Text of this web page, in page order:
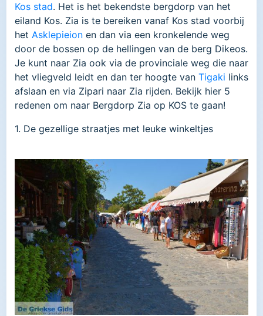
Kos stad. Het is het bekendste bergdorp van het
eiland Kos. Zia is te bereiken vanaf Kos stad voorbij
het Asklepieion en dan via een kronkelende weg
door de bossen op de hellingen van de berg Dikeos.
Je kunt naar Zia ook via de provinciale weg die naar
het vliegveld leidt en dan ter hoogte van Tigaki links
afslaan en via Zipari naar Zia rijden. Bekijk hier 5
redenen om naar Bergdorp Zia op KOS te gaan!
1. De gezellige straatjes met leuke winkeltjes